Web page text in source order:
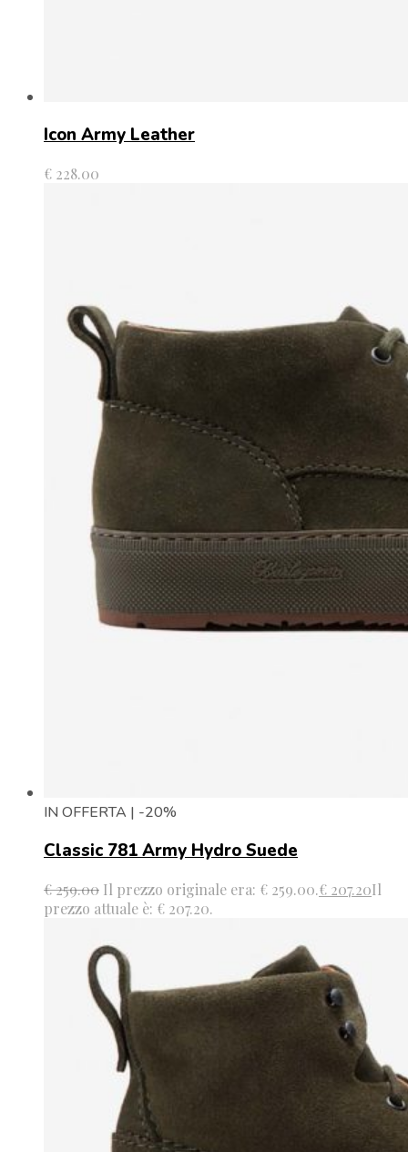
Icon Army Leather
€ 228.00
IN OFFERTA | -20%
Classic 781 Army Hydro Suede
€259.00 Il prezzo originale era: € 259.00.€ 207.20Il
prezzo attuale è: € 207.20.